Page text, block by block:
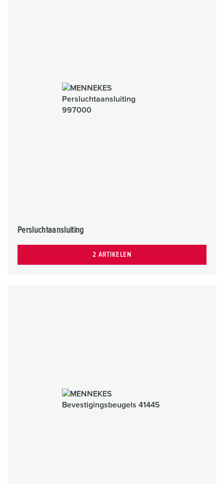
Persluchtaansluiting
2 ARTIKELEN